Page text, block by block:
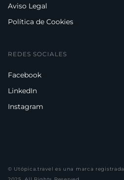
Aviso Legal
Política de Cookies
REDES SOCIALES
Facebook
LinkedIn
Instagram
© Utópica.travel es una marca